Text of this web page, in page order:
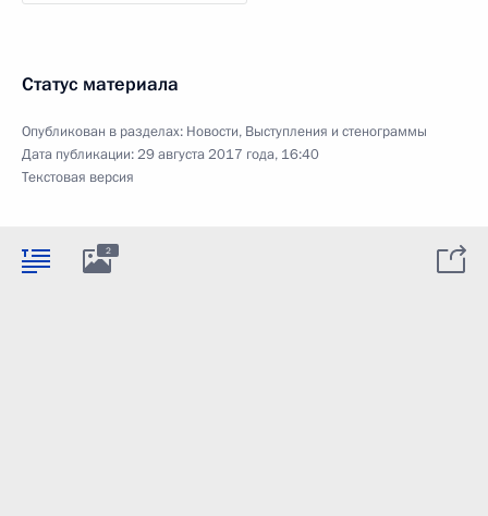
Статус материала
Опубликован в разделах: Новости, Выступления и стенограммы
Дата публикации:29 августа 2017 года, 16:40
Текстовая версия
2